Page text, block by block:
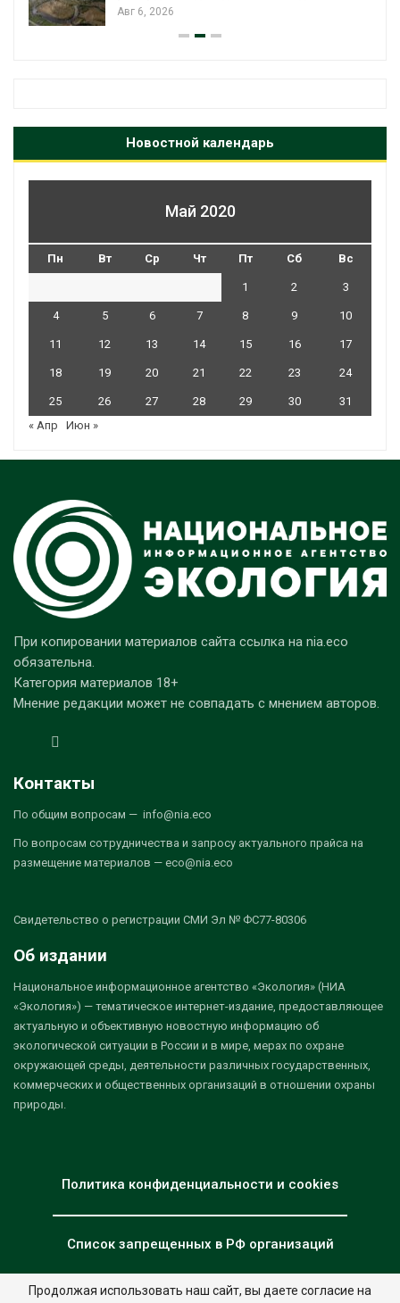
Новостной календарь
Май 2020
Пн Вт Ср Чт Пт Сб Вс
1 2 3
4 5 6 7 8 9 10
11 12 13 14 15 16 17
18 19 20 21 22 23 24
25 26 27 28 29 30
31
« Апр
Июн »
При копировании материалов сайта ссылка на nia.eco
обязательна.
Категория материалов 18+
Мнение редакции может не совпадать с мнением авторов.
Контакты
По общим вопросам — info@nia.eco
По вопросам сотрудничества и запросу актуального прайса на
размещение материалов — eco@nia.eco
Свидетельство о регистрации СМИ Эл № ФС77-80306
Об издании
Национальное информационное агентство «Экология» (НИА
«Экология») — тематическое интернет-издание, предоставляющее
актуальную и объективную новостную информацию об
экологической ситуации в России и в мире, мерах по охране
окружающей среды, деятельности различных государственных,
коммерческих и общественных организаций в отношении охраны
природы.
Политика конфиденциальности и cookies
Список запрещенных в РФ организаций
Продолжая использовать наш сайт, вы даете согласие на